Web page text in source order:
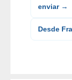
enviar →
Desde